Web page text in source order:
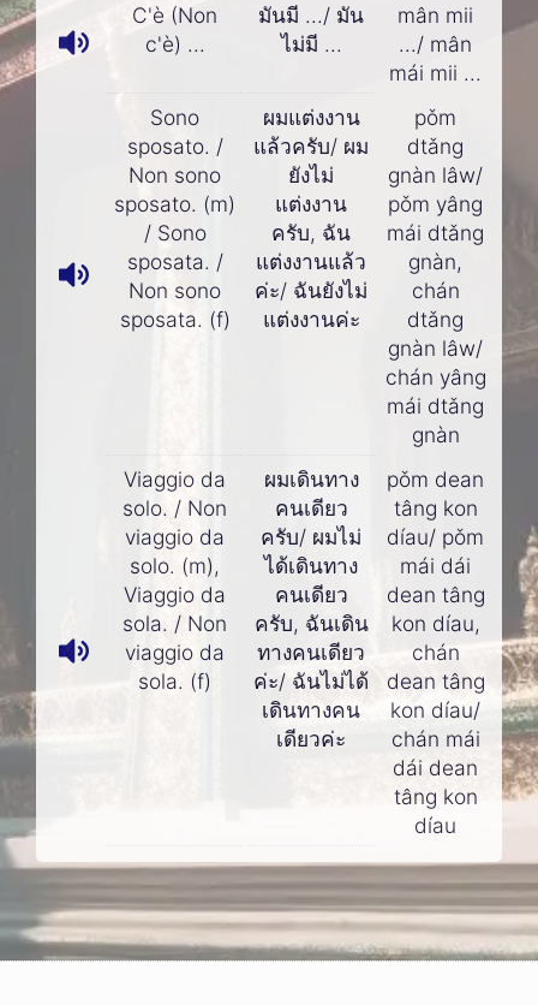
C'è (Non
c'è) ...
มันมี .../ มัน
ไม่มี ...
mân mii
.../ mân
mái mii ...
Sono
sposato. /
Non sono
sposato. (m)
/ Sono
sposata. /
Non sono
sposata. (f)
ผมแต่งงาน
แล้วครับ/ ผม
ยังไม่
แต่งงาน
ครับ, ฉัน
แต่งงานแล้ว
ค่ะ/ ฉันยังไม่
แต่งงานค่ะ
pǒm
dtǎng
gnàn lâw/
pǒm yâng
mái dtǎng
gnàn,
chán
dtǎng
gnàn lâw/
chán yâng
mái dtǎng
gnàn
Viaggio da
solo. / Non
viaggio da
solo. (m),
Viaggio da
sola. / Non
viaggio da
sola. (f)
ผมเดินทาง
คนเดียว
ครับ/ ผมไม่
ได้เดินทาง
คนเดียว
ครับ, ฉันเดิน
ทางคนเดียว
ค่ะ/ ฉันไม่ได้
เดินทางคน
เดียวค่ะ
pǒm dean
tâng kon
díau/ pǒm
mái dái
dean tâng
kon díau,
chán
dean tâng
kon díau/
chán mái
dái dean
tâng kon
díau